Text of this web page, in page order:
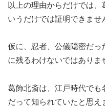
以上の理由からだけでは
いうだけでは証明できませ
仮に、忍者、公儀隠密だ
に残るわけないではありま
葛飾北斎は、江戸時代で
だって知られていたと思え